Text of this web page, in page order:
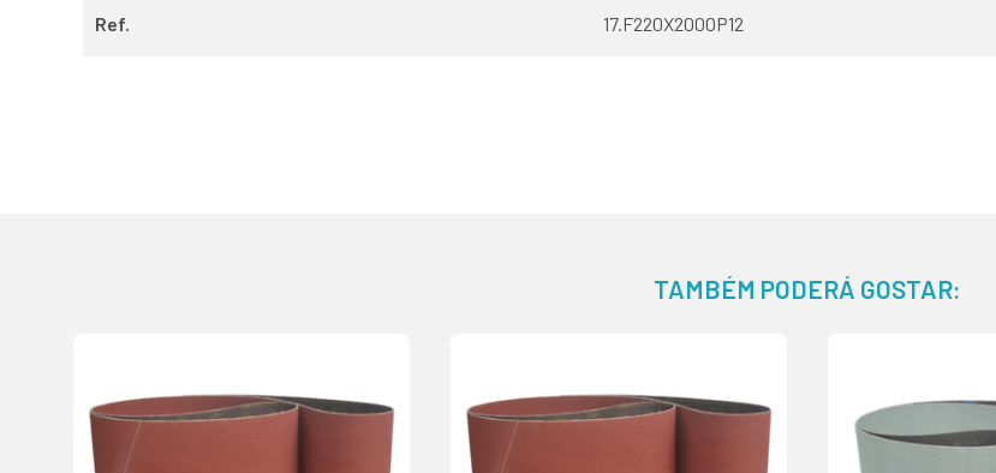
Ref. 17.F220X2000P12
TAMBÉM PODERÁ GOSTAR: